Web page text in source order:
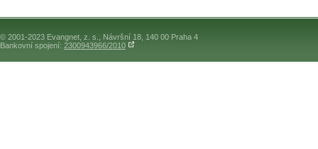
© 2001-2023 Evangnet, z. s., Návršní 18, 140 00 Praha 4
Bankovní spojení: 2300943966/2010